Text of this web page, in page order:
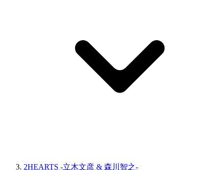
2HEARTS -立木文彦 & 森川智之-